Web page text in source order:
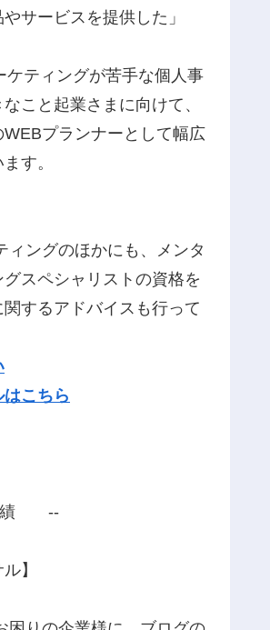
やサービスを提供した」
ケティングが苦手な個人事
こと起業さまに向けて、
WEBプランナーとして幅広
す。
ィングのほかにも、メンタ
スペシャリストの資格を
関するアドバイスも行って
こちら
績 ‐‐
】